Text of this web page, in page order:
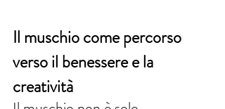
Il muschio come percorso
verso il benessere e la
creatività